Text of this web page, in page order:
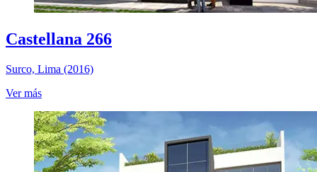
Castellana 266
Surco, Lima (2016)
Ver más